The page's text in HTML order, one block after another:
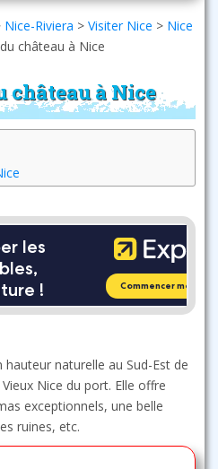
Nice-Riviera > Visiter Nice > Nice
château à Nice
château à Nice
naturelle au Sud-Est de
Nice du port. Elle offre
exceptionnels, une belle
ruines, etc.